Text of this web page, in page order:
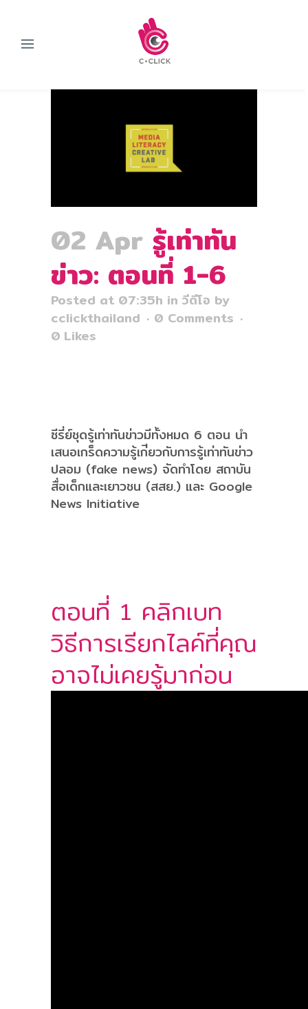
02 Apr รู้เท่าทัน
ข่าว: ตอนที่ 1-6
Posted at 07:35h in วีดีโอ by
cclickthailand
0 Comments
0 Likes
ซีรี่ย์ชุดรู้เท่าทันข่าวมีทั้งหมด 6 ตอน นำ
เสนอเกร็ดความรู้เก่ียวกับการรู้เท่าทันข่าว
ปลอม (fake news) จัดทำโดย สถาบัน
สื่อเด็กและเยาวชน (สสย.) และ Google
News Initiative
ตอนที่ 1 คลิกเบท
วิธีการเรียกไลค์ที่คุณ
อาจไม่เคยรู้มาก่อน